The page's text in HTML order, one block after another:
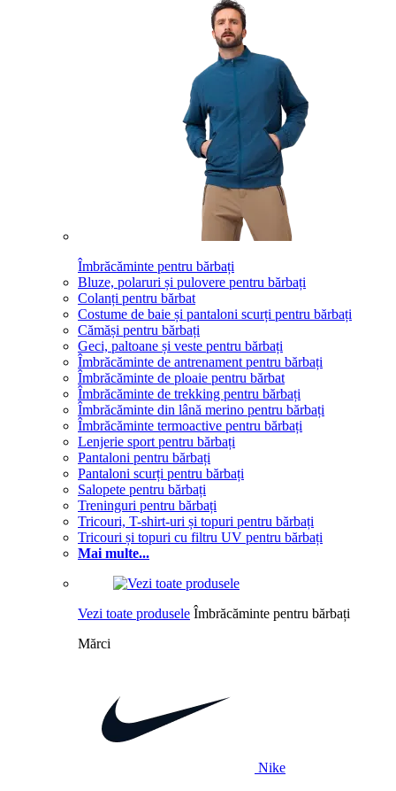
Îmbrăcăminte pentru bărbați
Bluze, polaruri și pulovere pentru bărbați
Colanți pentru bărbat
Costume de baie și pantaloni scurți pentru bărbați
Cămăși pentru bărbați
Geci, paltoane și veste pentru bărbați
Îmbrăcăminte de antrenament pentru bărbați
Îmbrăcăminte de ploaie pentru bărbat
Îmbrăcăminte de trekking pentru bărbați
Îmbrăcăminte din lână merino pentru bărbați
Îmbrăcăminte termoactive pentru bărbați
Lenjerie sport pentru bărbați
Pantaloni pentru bărbați
Pantaloni scurți pentru bărbați
Salopete pentru bărbați
Treninguri pentru bărbați
Tricouri, T-shirt-uri și topuri pentru bărbați
Tricouri și topuri cu filtru UV pentru bărbați
Mai multe...
Vezi toate produsele Îmbrăcăminte pentru bărbați
Mărci
Nike